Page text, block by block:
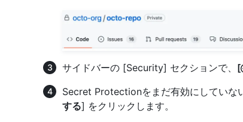
サイドバーの [Security] セクションで、 [
Secret Protectionをまだ有効にしてい
する] をクリックします。